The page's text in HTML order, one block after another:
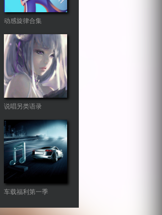
动感旋律合集
说唱另类语录
车载福利第一季